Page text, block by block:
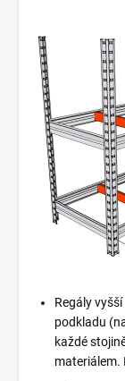
Regály
podkladu
každé
materiálem.